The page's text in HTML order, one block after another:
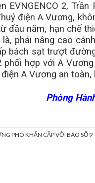
2, Trần
điện A Vương,
đầu năm, hạn chế
phải nâng cao
bách sạt trượt
phối hợp với A
A Vương an toàn,
Phòng
PHÓ KHẨN CẤP VỚI BÃO SỐ 9